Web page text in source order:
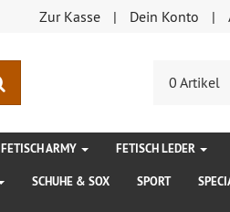
Zur Kasse Dein Konto
0 Artikel
FETISCH ARMY FETISCH LEDER
SCHUHE & SOX SPORT